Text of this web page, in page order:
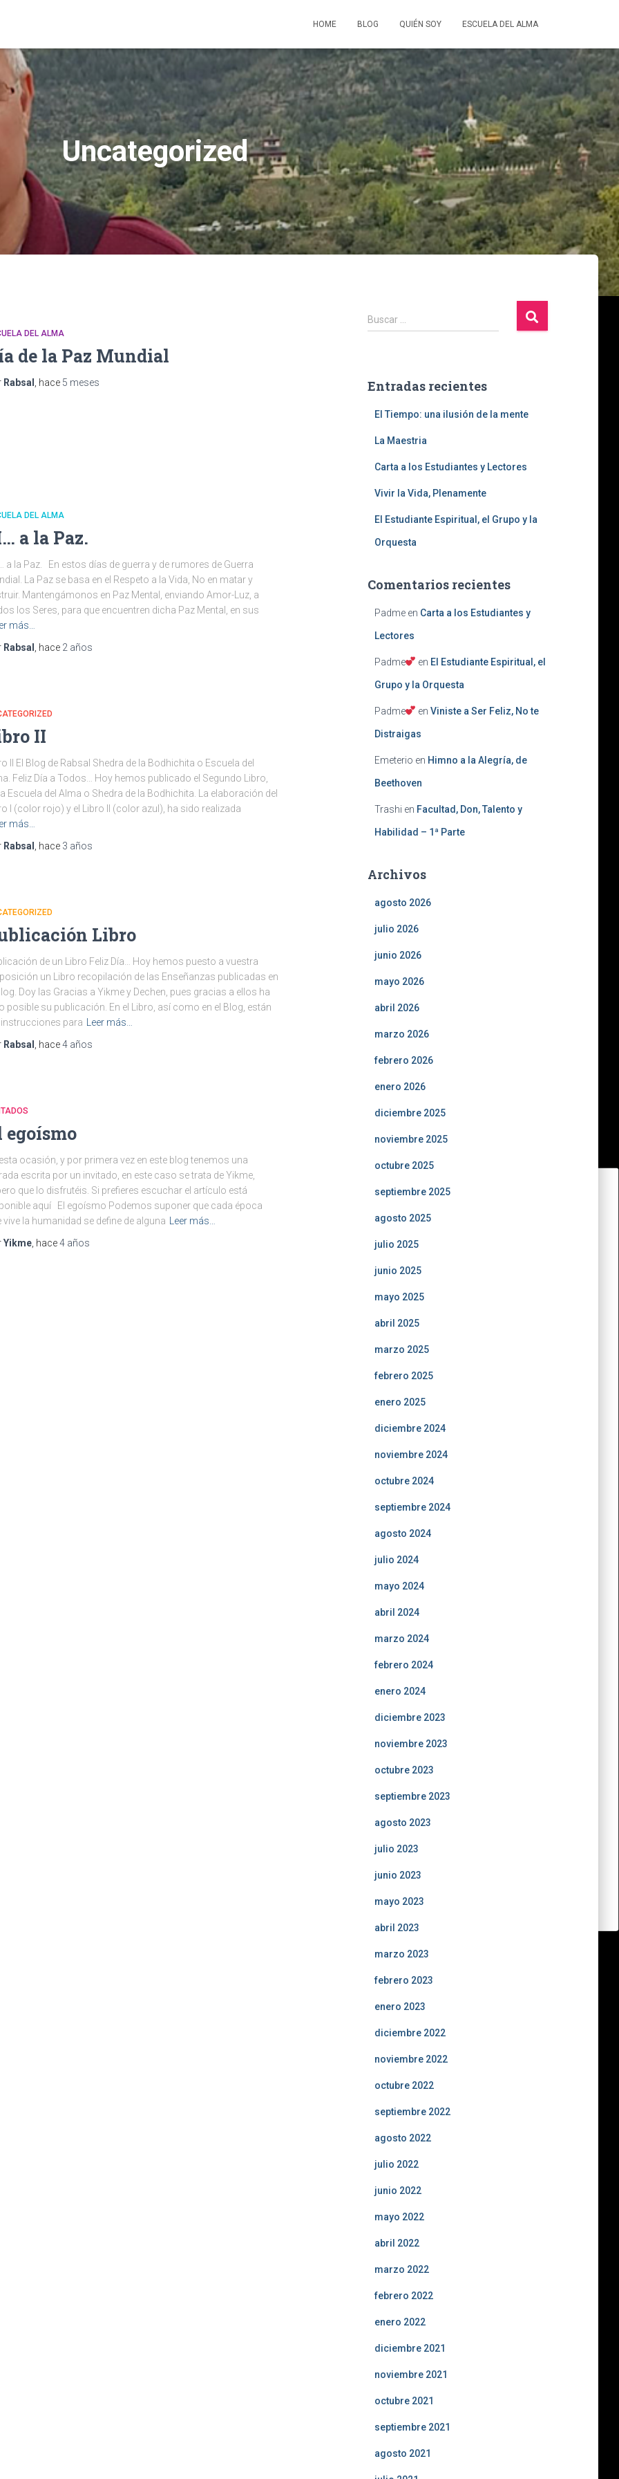
HOME BLOG QUIÉN SOY ESCUELA DEL ALMA
Uncategorized
DEL ALMA
de la Paz Mundial
Rabsal , hace 5 meses
DEL ALMA
a la Paz.
a la Paz. En estos días de guerra y de rumores de Guerra
La Paz se basa en el Respeto a la Vida, No en matar y
Mantengámonos en Paz Mental, enviando Amor-Luz, a
los Seres, para que encuentren dicha Paz Mental, en sus
más…
Rabsal , hace 2 años
II
II El Blog de Rabsal Shedra de la Bodhichita o Escuela del
Feliz Día a Todos… Hoy hemos publicado el Segundo Libro,
Escuela del Alma o Shedra de la Bodhichita. La elaboración del
I (color rojo) y el Libro II (color azul), ha sido realizada
más…
Rabsal , hace 3 años
Libro
de un Libro Feliz Día… Hoy hemos puesto a vuestra
un Libro recopilación de las Enseñanzas publicadas en
Doy las Gracias a Yikme y Dechen, pues gracias a ellos ha
posible su publicación. En el Libro, así como en el Blog, están
para
Leer más…
Rabsal , hace4 años
egoísmo
ocasión, y por primera vez en este blog tenemos una
escrita por un invitado, en este caso se trata de Yikme,
que lo disfrutéis. Si prefieres escuchar el artículo está
aquí El egoísmo Podemos suponer que cada época
vive la humanidad se define de alguna
Leer más…
Yikme , hace4 años
B
u
r
Buscar …
Entradas recientes
El Tiempo: una ilusión de la mente
La Maestria
Carta a los Estudiantes y Lectores
Vivir la Vida, Plenamente
El Estudiante Espiritual, el Grupo y la
Orquesta
Comentarios recientes
Padmeen Carta a los Estudiantes y
Lectores
Padme en El Estudiante Espiritual, el
Grupo y la Orquesta
Padme enViniste a Ser Feliz, No te
Distraigas
Emeterio en Himno a la Alegría, de
Beethoven
Trashi en Facultad, Don, Talento y
Habilidad – 1ª Parte
Archivos
agosto 2026
julio 2026
junio 2026
mayo 2026
abril 2026
marzo 2026
febrero 2026
enero 2026
diciembre 2025
noviembre 2025
octubre 2025
septiembre 2025
agosto 2025
julio 2025
junio 2025
mayo 2025
abril 2025
marzo 2025
febrero 2025
enero 2025
diciembre 2024
noviembre 2024
octubre 2024
septiembre 2024
agosto 2024
julio 2024
mayo 2024
abril 2024
marzo 2024
febrero 2024
enero 2024
diciembre 2023
noviembre 2023
octubre 2023
septiembre 2023
agosto 2023
julio 2023
junio 2023
mayo 2023
abril 2023
marzo 2023
febrero 2023
enero 2023
diciembre 2022
noviembre 2022
octubre 2022
septiembre 2022
agosto 2022
julio 2022
junio 2022
mayo 2022
abril 2022
marzo 2022
febrero 2022
enero 2022
diciembre 2021
noviembre 2021
octubre 2021
septiembre 2021
agosto 2021